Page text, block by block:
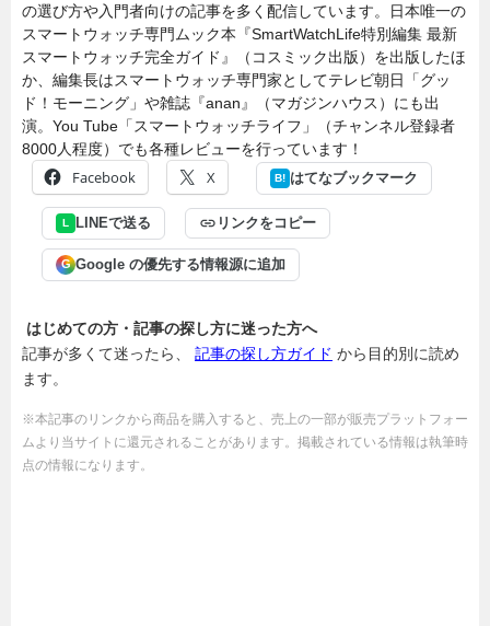
の選び方や入門者向けの記事を多く配信しています。日本唯一の
スマートウォッチ専門ムック本『SmartWatchLife特別編集 最新
スマートウォッチ完全ガイド』（コスミック出版）を出版したほ
か、編集長はスマートウォッチ専門家としてテレビ朝日「グッ
ド！モーニング」や雑誌『anan』（マガジンハウス）にも出
演。You Tube「スマートウォッチライフ」（チャンネル登録者
8000人程度）でも各種レビューを行っています！
Facebook X B! はてなブックマーク
L LINEで送る リンクをコピー
G Google の優先する情報源に追加
はじめての方・記事の探し方に迷った方へ
記事が多くて迷ったら、 記事の探し方ガイド から目的別に読め
ます。
※本記事のリンクから商品を購入すると、売上の一部が販売プラットフォー
ムより当サイトに還元されることがあります。掲載されている情報は執筆時
点の情報になります。